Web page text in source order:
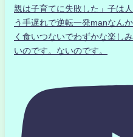
親は子育てに失敗した」子は
う手遅れで逆転一発manなん
く食いつないでわずかな楽し
いのです。ないのです。